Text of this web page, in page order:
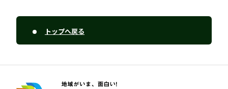
トップへ戻る